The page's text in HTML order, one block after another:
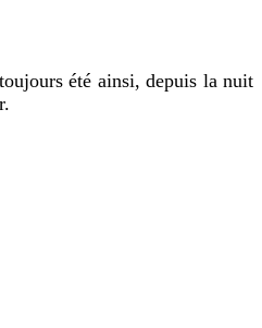
été ainsi, depuis la nuit